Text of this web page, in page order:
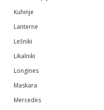
Kuhinje
Lanterne
Lešniki
Likalniki
Longines
Maskara
Mercedes